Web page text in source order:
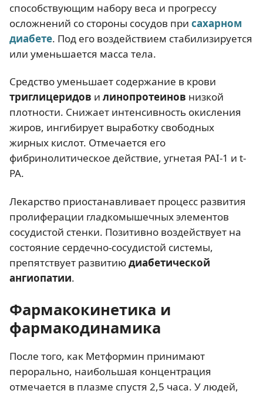
способствующим набору веса и прогрессу
осложнений со стороны сосудов при сахарном
диабете. Под его воздействием стабилизируется
или уменьшается масса тела.
Средство уменьшает содержание в крови
триглицеридов и линопротеинов низкой
плотности. Снижает интенсивность окисления
жиров, ингибирует выработку свободных
жирных кислот. Отмечается его
фибринолитическое действие, угнетая РАІ-1 и t-
PA.
Лекарство приостанавливает процесс развития
пролиферации гладкомышечных элементов
сосудистой стенки. Позитивно воздействует на
состояние сердечно-сосудистой системы,
препятствует развитиюдиабетической
ангиопатии.
Фармакокинетика и
фармакодинамика
После того, как Метформин принимают
перорально, наибольшая концентрация
отмечается в плазме спустя 2,5 часа. У людей,